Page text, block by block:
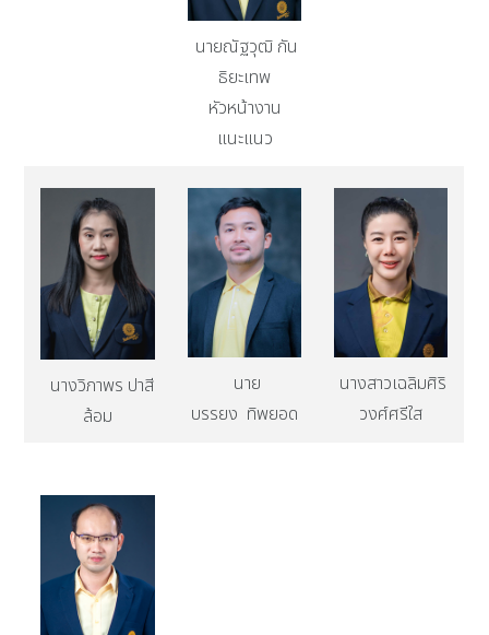
นายณัฐวุฒิ กัน
ธิยะเทพ
หัวหน้างาน
แนะแนว
นางวิภาพร ปาสี
ล้อม
นาย
บรรยง ทิพยอด
นางสาวเฉลิมศิริ
วงศ์ศรีใส